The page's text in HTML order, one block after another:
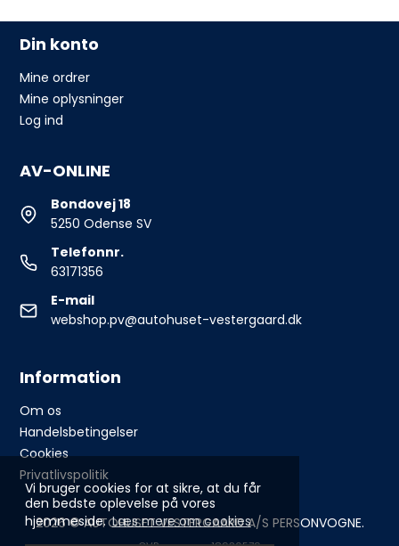
Vi bruger cookies for at sikre, at du får
den bedste oplevelse på vores
hjemmeside.Læs mere om cookies
Din konto
Mine ordrer
Mine oplysninger
Log ind
AV-ONLINE
Bondovej 18
5250 Odense SV
Telefonnr.
63171356
E-mail
webshop.pv@autohuset-vestergaard.dk
Information
Om os
Handelsbetingelser
Cookies
Privatlivspolitik
2026 © AUTOHUSET VESTERGAARD A/S PERSONVOGNE.